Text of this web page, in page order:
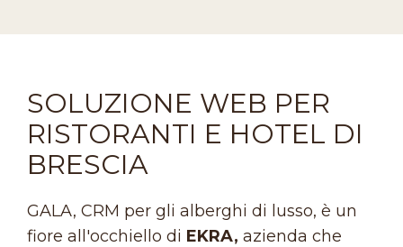
SOLUZIONE WEB PER
RISTORANTI E HOTEL DI
BRESCIA
GALA, CRM per gli alberghi di lusso, è un
fiore all'occhiello di EKRA, azienda che